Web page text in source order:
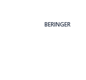
BERINGER